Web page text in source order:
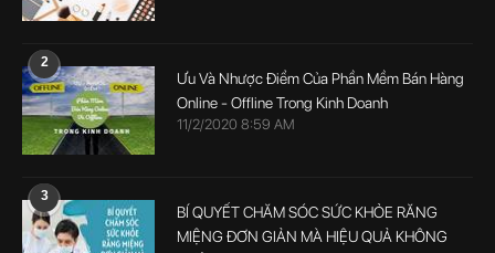
2
Ưu Và Nhược Điểm Của Phần Mềm Bán Hàng
Online - Offline Trong Kinh Doanh
11/2/2020 8:59 AM
3
BÍ QUYẾT CHĂM SÓC SỨC KHỎE RĂNG
MIỆNG ĐƠN GIẢN MÀ HIỆU QUẢ KHÔNG